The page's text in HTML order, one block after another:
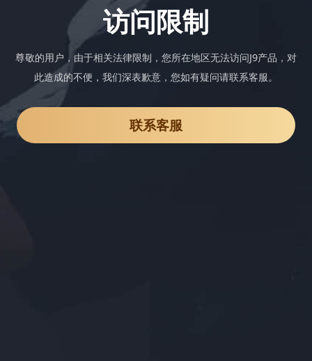
访问限制
尊敬的用户，由于相关法律限制，您所在地区无法访问J9产品，对
此造成的不便，我们深表歉意，您如有疑问请联系客服。
联系客服